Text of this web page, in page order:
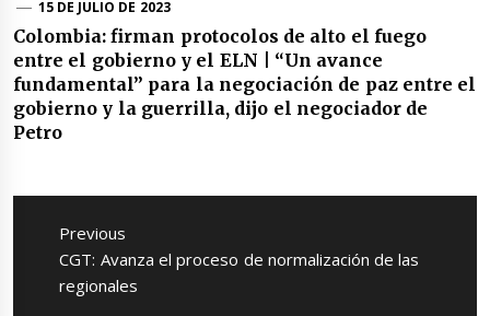
15 DE JULIO DE 2023
Colombia: firman protocolos de alto el fuego
entre el gobierno y el ELN | “Un avance
fundamental” para la negociación de paz entre el
gobierno y la guerrilla, dijo el negociador de
Petro
Navegación
entradas
Previous
Previous
post:
CGT: Avanza el proceso de normalización de las
regionales